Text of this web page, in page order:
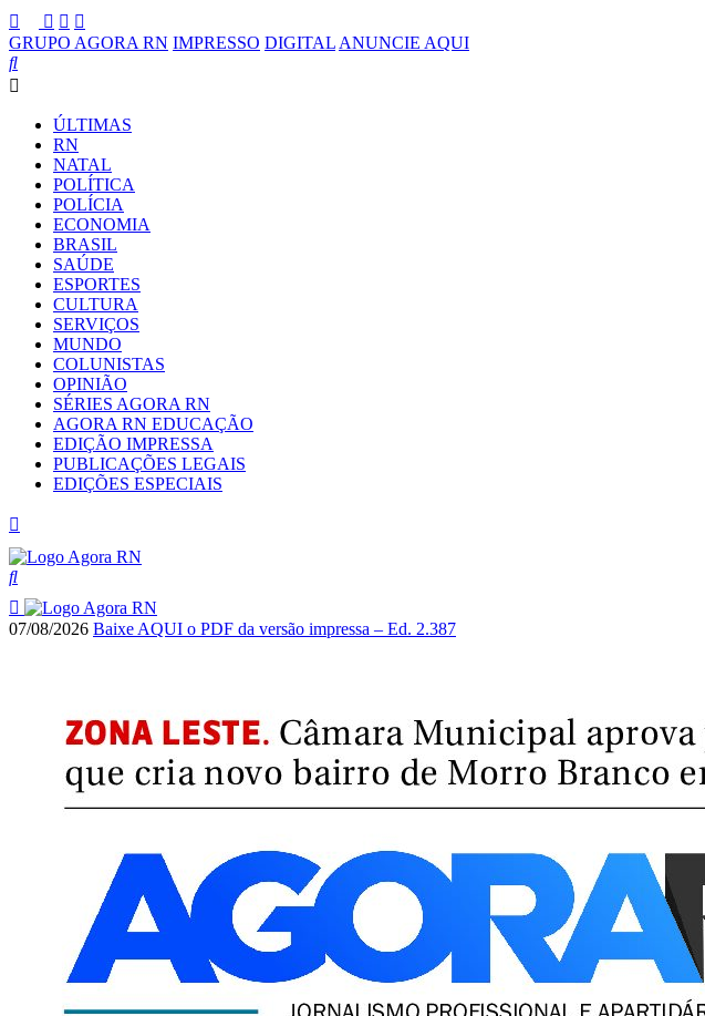
GRUPO AGORA RN IMPRESSO DIGITAL ANUNCIE AQUI
ÚLTIMAS
RN
NATAL
POLÍTICA
POLÍCIA
ECONOMIA
BRASIL
SAÚDE
ESPORTES
CULTURA
SERVIÇOS
MUNDO
COLUNISTAS
OPINIÃO
SÉRIES AGORA RN
AGORA RN EDUCAÇÃO
EDIÇÃO IMPRESSA
PUBLICAÇÕES LEGAIS
EDIÇÕES ESPECIAIS
07/08/2026 Baixe AQUI o PDF da versão impressa – Ed. 2.387